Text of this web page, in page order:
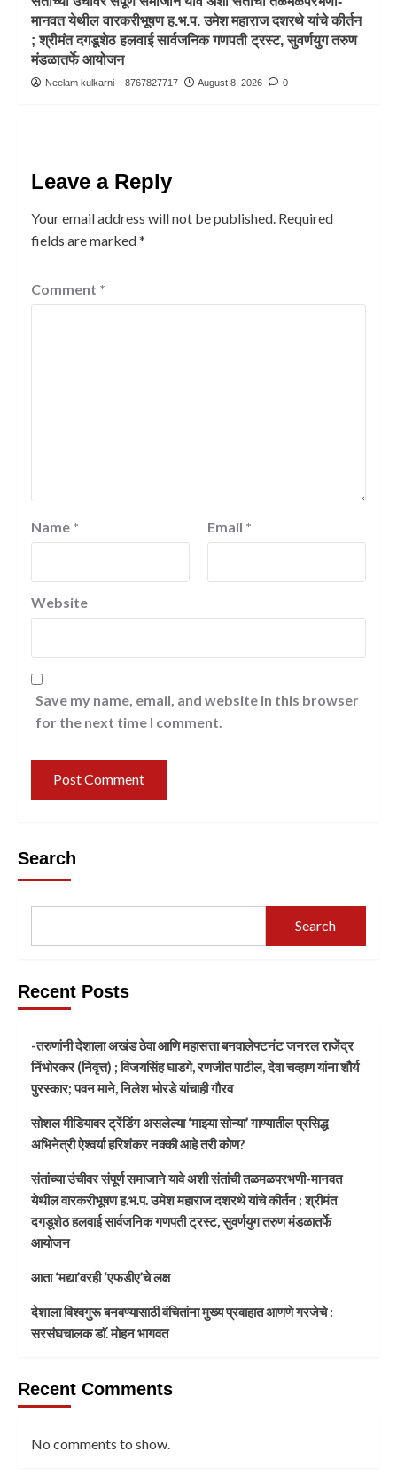
मानवत येथील वारकरीभूषण ह.भ.प. उमेश महाराज दशरथे यांचे कीर्तन
; श्रीमंत दगडूशेठ हलवाई सार्वजनिक गणपती ट्रस्ट, सुवर्णयुग तरुण
मंडळातर्फे आयोजन
Neelam kulkarni – 8767827717 August 8, 2026 0
Leave a Reply
Your email address will not be published. Required
fields are marked*
Comment *
Name * Email *
Website
Save my name, email, and website in this browser
for the next time I comment.
Search
Search
Recent Posts
-तरुणांनी देशाला अखंड ठेवा आणि महासत्ता बनवालेफ्टनंट जनरल राजेंद्र
निंभोरकर (निवृत्त) ; विजयसिंह घाडगे, रणजीत पाटील, देवा चव्हाण यांना शौर्य
पुरस्कार; पवन माने, निलेश भोरडे यांचाही गौरव
सोशल मीडियावर ट्रेंडिंग असलेल्या ‘माझ्या सोन्या’ गाण्यातील प्रसिद्ध
अभिनेत्री ऐश्वर्या हरिशंकर नक्की आहे तरी कोण?
संतांच्या उंचीवर संपूर्ण समाजाने यावे अशी संतांची तळमळपरभणी-मानवत
येथील वारकरीभूषण ह.भ.प. उमेश महाराज दशरथे यांचे कीर्तन ; श्रीमंत
दगडूशेठ हलवाई सार्वजनिक गणपती ट्रस्ट, सुवर्णयुग तरुण मंडळातर्फे
आयोजन
आता ‘मद्या’वरही ‘एफडीए’चे लक्ष
देशाला विश्वगुरू बनवण्यासाठी वंचितांना मुख्य प्रवाहात आणणे गरजेचे :
सरसंघचालक डाॅ. मोहन भागवत
Recent Comments
No comments to show.